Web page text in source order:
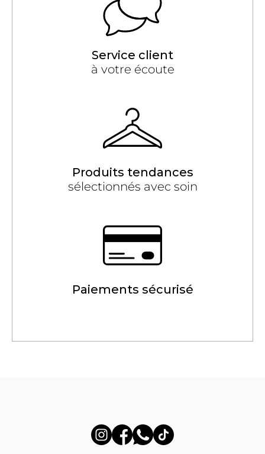
Service client
à votre écoute
Produits tendances
sélectionnés avec soin
Paiements sécurisé